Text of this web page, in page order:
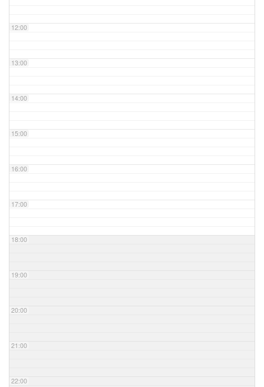
12:00
13:00
14:00
15:00
16:00
17:00
18:00
19:00
20:00
21:00
22:00